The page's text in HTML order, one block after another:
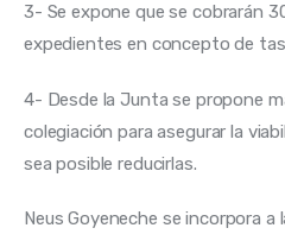
3- Se expone que se cobrarán
expedientes en concepto de
4- Desde la Junta se propone
colegiación para asegurar la
sea posible reducirlas.
Neus Goyeneche se incorpora a